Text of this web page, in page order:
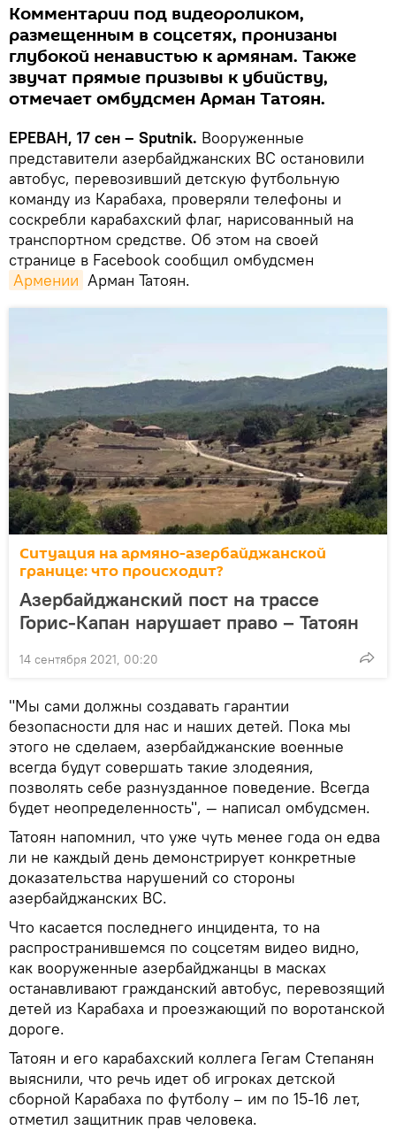
Комментарии под видеороликом,
размещенным в соцсетях, пронизаны
глубокой ненавистью к армянам. Также
звучат прямые призывы к убийству,
отмечает омбудсмен Арман Татоян.
ЕРЕВАН, 17 сен – Sputnik. Вооруженные
представители азербайджанских ВС остановили
автобус, перевозивший детскую футбольную
команду из Карабаха, проверяли телефоны и
соскребли карабахский флаг, нарисованный на
транспортном средстве. Об этом на своей
странице в Facebook сообщил омбудсмен
Армении Арман Татоян.
Ситуация на армяно-азербайджанской
границе: что происходит?
Азербайджанский пост на трассе
Горис-Капан нарушает право – Татоян
14 сентября 2021, 00:20
"Мы сами должны создавать гарантии
безопасности для нас и наших детей. Пока мы
этого не сделаем, азербайджанские военные
всегда будут совершать такие злодеяния,
позволять себе разнузданное поведение. Всегда
будет неопределенность", — написал омбудсмен.
Татоян напомнил, что уже чуть менее года он едва
ли не каждый день демонстрирует конкретные
доказательства нарушений со стороны
азербайджанских ВС.
Что касается последнего инцидента, то на
распространившемся по соцсетям видео видно,
как вооруженные азербайджанцы в масках
останавливают гражданский автобус, перевозящий
детей из Карабаха и проезжающий по воротанской
дороге.
Татоян и его карабахский коллега Гегам Степанян
выяснили, что речь идет об игроках детской
сборной Карабаха по футболу – им по 15-16 лет,
отметил защитник прав человека.